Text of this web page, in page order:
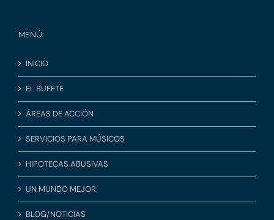
MENÚ:
INICIO
EL BUFETE
ÁREAS DE ACCIÓN
SERVICIOS PARA MÚSICOS
HIPOTECAS ABUSIVAS
UN MUNDO MEJOR
BLOG/NOTICIAS